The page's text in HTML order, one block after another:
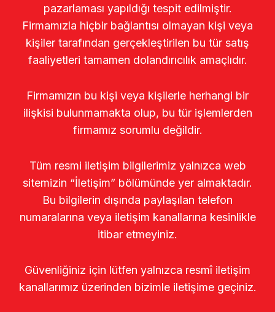
pazarlaması yapıldığı tespit edilmiştir.
Firmamızla hiçbir bağlantısı olmayan kişi veya
kişiler tarafından gerçekleştirilen bu tür satış
faaliyetleri tamamen dolandırıcılık amaçlıdır.
Firmamızın bu kişi veya kişilerle herhangi bir
ilişkisi bulunmamakta olup, bu tür işlemlerden
firmamız sorumlu değildir.
Tüm resmi iletişim bilgilerimiz yalnızca web
sitemizin “İletişim” bölümünde yer almaktadır.
Bu bilgilerin dışında paylaşılan telefon
numaralarına veya iletişim kanallarına kesinlikle
itibar etmeyiniz.
Güvenliğiniz için lütfen yalnızca resmî iletişim
kanallarımız üzerinden bizimle iletişime geçiniz.